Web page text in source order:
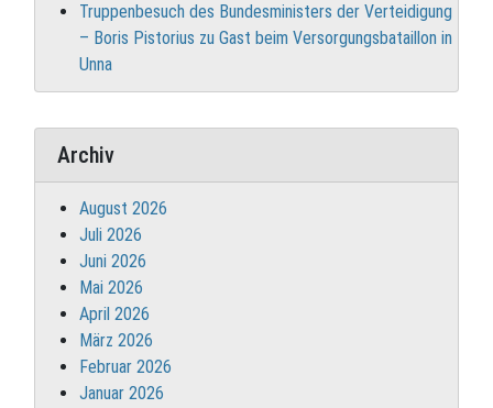
Truppenbesuch des Bundesministers der Verteidigung
– Boris Pistorius zu Gast beim Versorgungsbataillon in
Unna
Archiv
August 2026
Juli 2026
Juni 2026
Mai 2026
April 2026
März 2026
Februar 2026
Januar 2026